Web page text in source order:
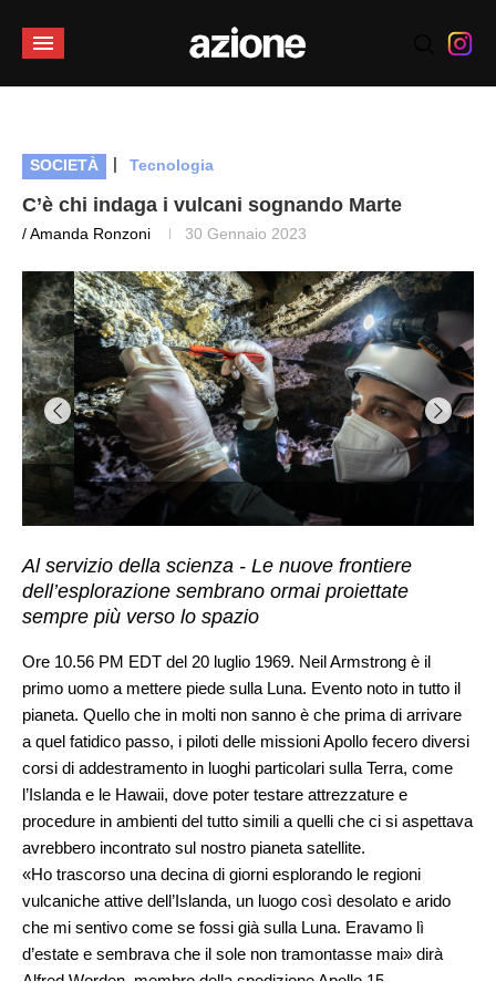
SOCIETÀ | Tecnologia
C’è chi indaga i vulcani sognando Marte
/ Amanda Ronzoni 30 Gennaio 2023
Al servizio della scienza - Le nuove frontiere
dell’esplorazione sembrano ormai proiettate
sempre più verso lo spazio
Ore 10.56 PM EDT del 20 luglio 1969. Neil Armstrong è il
primo uomo a mettere piede sulla Luna. Evento noto in tutto il
pianeta. Quello che in molti non sanno è che prima di arrivare
a quel fatidico passo, i piloti delle missioni Apollo fecero diversi
corsi di addestramento in luoghi particolari sulla Terra, come
l’Islanda e le Hawaii, dove poter testare attrezzature e
procedure in ambienti del tutto simili a quelli che ci si aspettava
avrebbero incontrato sul nostro pianeta satellite.
«Ho trascorso una decina di giorni esplorando le regioni
vulcaniche attive dell’Islanda, un luogo così desolato e arido
che mi sentivo come se fossi già sulla Luna. Eravamo lì
d’estate e sembrava che il sole non tramontasse mai» dirà
Alfred Worden, membro della spedizione Apollo 15.